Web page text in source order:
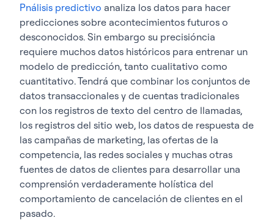
Pnálisis predictivo analiza los datos para hacer
predicciones sobre acontecimientos futuros o
desconocidos. Sin embargo su precisióncia
requiere muchos datos históricos para entrenar un
modelo de predicción, tanto cualitativo como
cuantitativo. Tendrá que combinar los conjuntos de
datos transaccionales y de cuentas tradicionales
con los registros de texto del centro de llamadas,
los registros del sitio web, los datos de respuesta de
las campañas de marketing, las ofertas de la
competencia, las redes sociales y muchas otras
fuentes de datos de clientes para desarrollar una
comprensión verdaderamente holística del
comportamiento de cancelación de clientes en el
pasado.